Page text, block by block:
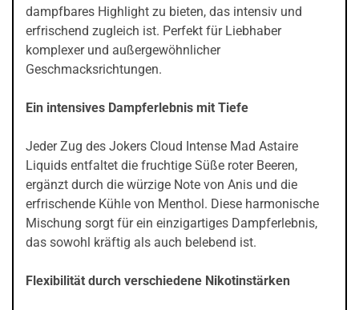
dampfbares Highlight zu bieten, das intensiv und
erfrischend zugleich ist. Perfekt für Liebhaber
komplexer und außergewöhnlicher
Geschmacksrichtungen.
Ein intensives Dampferlebnis mit Tiefe
Jeder Zug des Jokers Cloud Intense Mad Astaire
Liquids entfaltet die fruchtige Süße roter Beeren,
ergänzt durch die würzige Note von Anis und die
erfrischende Kühle von Menthol. Diese harmonische
Mischung sorgt für ein einzigartiges Dampferlebnis,
das sowohl kräftig als auch belebend ist.
Flexibilität durch verschiedene Nikotinstärken